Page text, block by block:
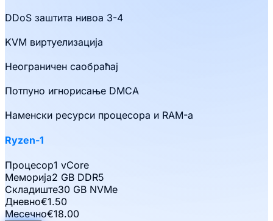
DDoS заштита нивоа 3-4
KVM виртуелизација
Неограничен саобраћај
Потпуно игнорисање DMCA
Наменски ресурси процесора и RAM-а
Ryzen-1
Процесор1 vCore
Меморија2 GB DDR5
Складиште30 GB NVMe
Дневно€1.50
Месечно€18.00